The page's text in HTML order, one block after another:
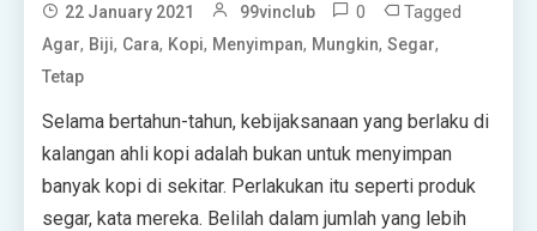
22 January 2021 99vinclub 0 Tagged
Agar, Biji, Cara, Kopi, Menyimpan, Mungkin,Segar,
Tetap
Selama bertahun-tahun, kebijaksanaan yang berlaku di
kalangan ahli kopi adalah bukan untuk menyimpan
banyak kopi di sekitar. Perlakukan itu seperti produk
segar, kata mereka. Belilah dalam jumlah yang lebih